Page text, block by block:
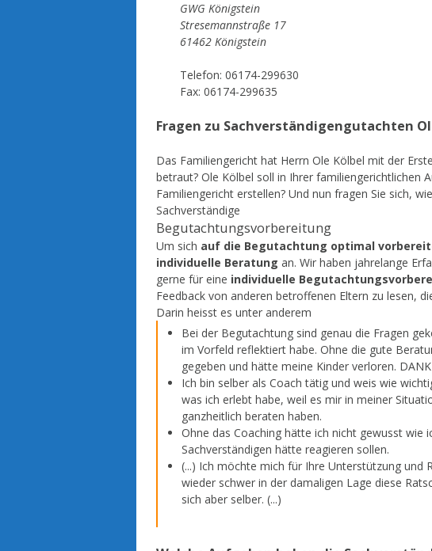
GWG Königstein
Stresemannstraße 17
61462 Königstein
Telefon: 06174-299630
Fax: 06174-299635
Fragen zu Sachverständigengutachten
Das Familiengericht hat Herrn Ole Kölbel mit der
betraut? Ole Kölbel soll in Ihrer familiengerichtlichen
Familiengericht erstellen? Und nun fragen Sie sich,
Sachverständige
Begutachtungsvorbereitung
Um sich auf die Begutachtung optimal
individuelle Beratung an. Wir haben jahrelange
gerne für eine individuelle
Feedback von anderen betroffenen Eltern zu lesen,
Darin heisst es unter anderem
Bei der Begutachtung sind genau die Fragen
im Vorfeld reflektiert habe. Ohne die gute
gegeben und hätte meine Kinder verloren.
Ich bin selber als Coach tätig und weis wie
was ich erlebt habe, weil es mir in meiner
ganzheitlich beraten haben.
Ohne das Coaching hätte ich nicht gewusst wie
Sachverständigen hätte reagieren sollen.
(...) Ich möchte mich für Ihre Unterstützung und
wieder schwer in der damaligen Lage diese
sich aber selber. (...)